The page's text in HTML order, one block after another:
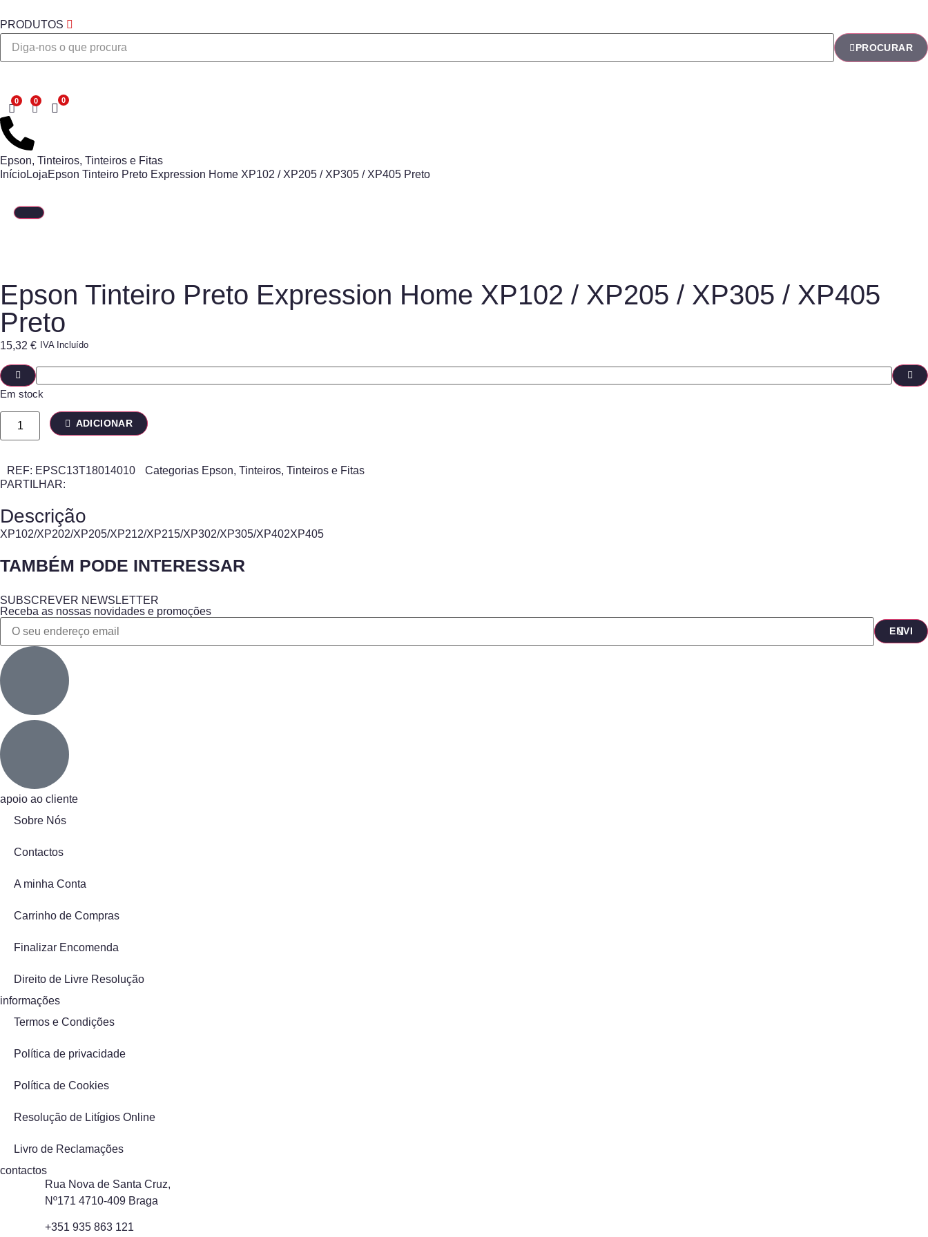
PRODUTOS
PROCURAR
Desejo
Epson, Tinteiros, Tinteiros e Fitas
InícioLojaEpson Tinteiro Preto Expression Home XP102 / XP205 / XP305 / XP405 Preto
Epson Tinteiro Preto Expression Home XP102 / XP205 / XP305 / XP405
Preto
15,32 € IVA Incluído
Em stock
ADICIONAR
REF: EPSC13T18014010 Categorias Epson, Tinteiros, Tinteiros e Fitas
PARTILHAR:
Descrição
XP102/XP202/XP205/XP212/XP215/XP302/XP305/XP402XP405
TAMBÉM PODE INTERESSAR
SUBSCREVER NEWSLETTER
Receba as nossas novidades e promoções
apoio ao cliente
Sobre Nós
Contactos
A minha Conta
Carrinho de Compras
Finalizar Encomenda
Direito de Livre Resolução
informações
Termos e Condições
Política de privacidade
Política de Cookies
Resolução de Litígios Online
Livro de Reclamações
contactos
Rua Nova de Santa Cruz,
Nº171 4710-409 Braga
+351 935 863 121